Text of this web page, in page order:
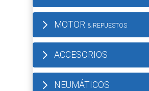
MOTOR & REPUESTOS
ACCESORIOS
NEUMÁTICOS